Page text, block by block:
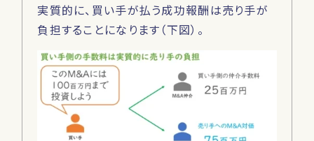
実質的に、買い手が払う成功報酬は売り手が
負担することになります（下図）。